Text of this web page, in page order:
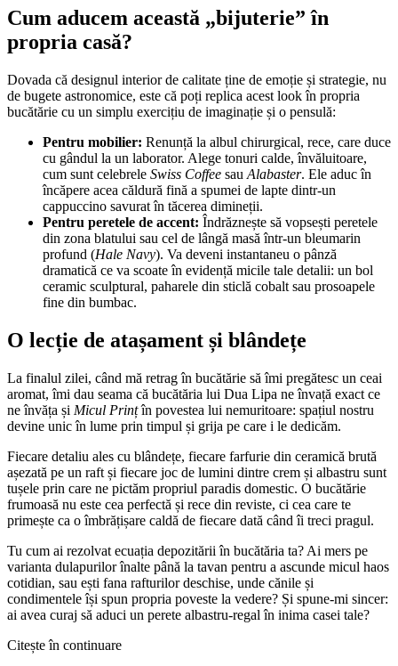
Cum aducem această „bijuterie” în
propria casă?
Dovada că designul interior de calitate ține de emoție și strategie, nu
de bugete astronomice, este că poți replica acest look în propria
bucătărie cu un simplu exercițiu de imaginație și o pensulă:
Pentru mobilier: Renunță la albul chirurgical, rece, care duce
cu gândul la un laborator. Alege tonuri calde, învăluitoare,
cum sunt celebrele Swiss Coffee sau Alabaster. Ele aduc în
încăpere acea căldură fină a spumei de lapte dintr-un
cappuccino savurat în tăcerea dimineții.
Pentru peretele de accent: Îndrăznește să vopsești peretele
din zona blatului sau cel de lângă masă într-un bleumarin
profund (Hale Navy). Va deveni instantaneu o pânză
dramatică ce va scoate în evidență micile tale detalii: un bol
ceramic sculptural, paharele din sticlă cobalt sau prosoapele
fine din bumbac.
O lecție de atașament și blândețe
La finalul zilei, când mă retrag în bucătărie să îmi pregătesc un ceai
aromat, îmi dau seama că bucătăria lui Dua Lipa ne învață exact ce
ne învăța și Micul Prințîn povestea lui nemuritoare: spațiul nostru
devine unic în lume prin timpul și grija pe care i le dedicăm.
Fiecare detaliu ales cu blândețe, fiecare farfurie din ceramică brută
așezată pe un raft și fiecare joc de lumini dintre crem și albastru sunt
tușele prin care ne pictăm propriul paradis domestic. O bucătărie
frumoasă nu este cea perfectă și rece din reviste, ci cea care te
primește ca o îmbrățișare caldă de fiecare dată când îi treci pragul.
Tu cum ai rezolvat ecuația depozitării în bucătăria ta? Ai mers pe
varianta dulapurilor înalte până la tavan pentru a ascunde micul haos
cotidian, sau ești fana rafturilor deschise, unde cănile și
condimentele își spun propria poveste la vedere? Și spune-mi sincer:
ai avea curaj să aduci un perete albastru-regal în inima casei tale?
Citește în continuare